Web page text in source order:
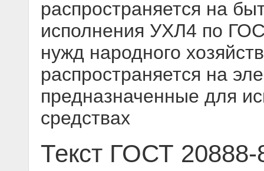
распространяется на
исполнения УХЛ4 по
нужд народного
распространяется на
предназначенные для
средствах
Текст ГОСТ 20888-